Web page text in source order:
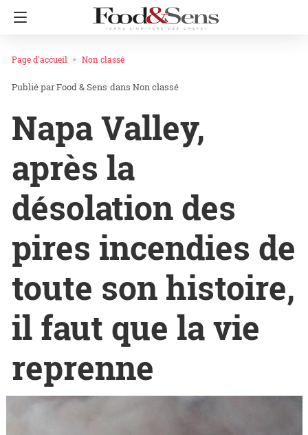
Page d'accueil Non classé
Food & Sens dans Non classé
Napa Valley,
après la
désolation des
pires incendies de
toute son histoire,
il faut que la vie
reprenne